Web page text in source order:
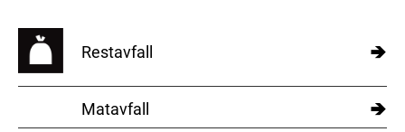
Restavfall →
Matavfall →